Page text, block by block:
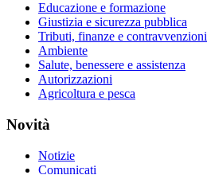
Educazione e formazione
Giustizia e sicurezza pubblica
Tributi, finanze e contravvenzioni
Ambiente
Salute, benessere e assistenza
Autorizzazioni
Agricoltura e pesca
Novità
Notizie
Comunicati